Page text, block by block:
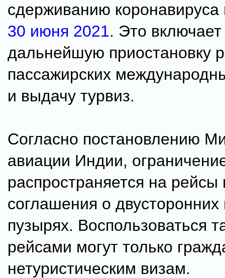
сдерживанию
30 июня 2021. Это
дальнейшую приостановку
пассажирских
и выдачу турвиз.
Согласно постановлению
авиации Индии,
распространяется на рейсы
соглашения о
пузырях. Воспользоваться
рейсами могут только
нетуристическим визам.